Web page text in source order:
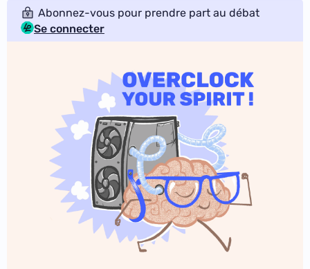
Abonnez-vous pour prendre part au débat
Se connecter